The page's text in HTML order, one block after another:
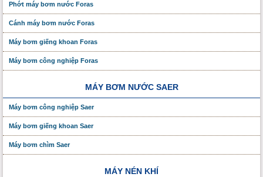
Phớt máy bơm nước Foras
Cánh máy bơm nước Foras
Máy bơm giếng khoan Foras
Máy bơm công nghiệp Foras
MÁY BƠM NƯỚC SAER
Máy bơm công nghiệp Saer
Máy bơm giếng khoan Saer
Máy bơm chìm Saer
MÁY NÉN KHÍ